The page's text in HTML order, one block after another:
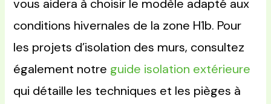
vous aidera à choisir le modèle adapté aux
conditions hivernales de la zone H1b. Pour
les projets d’isolation des murs, consultez
également notre guide isolation extérieure
qui détaille les techniques et les pièges à